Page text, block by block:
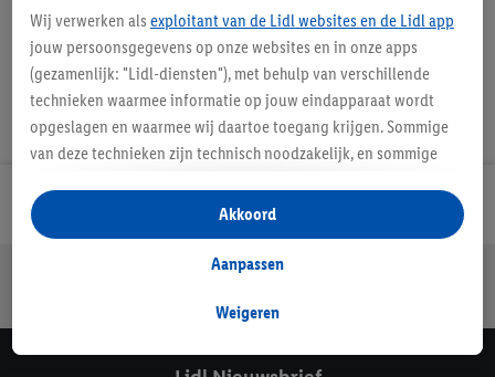
Lidl Nieuwsbrief
Jouw voordelen bij ons als Lidl webshop klant
Wij verwerken als exploitant van de Lidl websites en de Lidl app
jouw persoonsgegevens op onze websites en in onze apps
(gezamenlijk: "Lidl-diensten"), met behulp van verschillende
technieken waarmee informatie op jouw eindapparaat wordt
opgeslagen en waarmee wij daartoe toegang krijgen. Sommige
van deze technieken zijn technisch noodzakelijk, en sommige
opslaan van voorkeursinstellingen, het verzamelen en
analyseren van statistieken of voor het tonen van
gepersonaliseerde reclame binnen en buiten de Lidl-diensten.
gegevens over jouw aankoopgedrag in de winkel ook voor de
Als je hier toestemming geeft aan ons voor het personaliseren
Weigeren
Aanpassen
Akkoord